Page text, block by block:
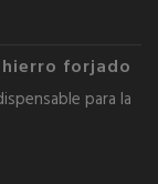
hierro forjado
para la